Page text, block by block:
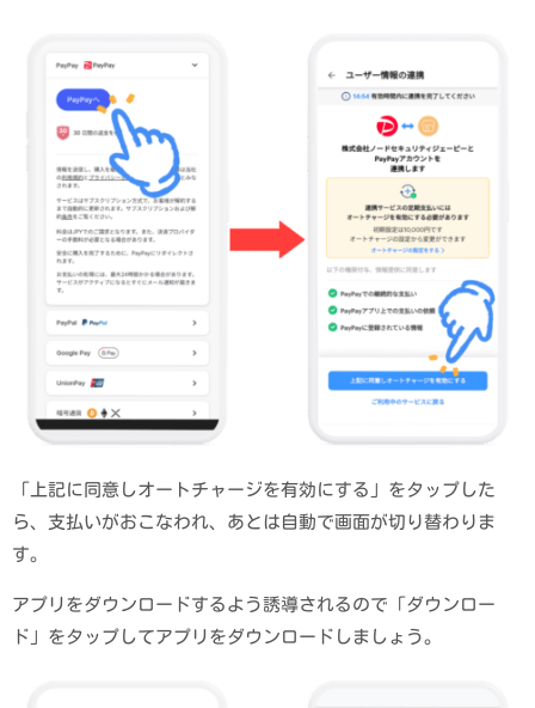
「上記に同意しオートチャージを有効にする」をタップした
ら、支払いがおこなわれ、あとは自動で画面が切り替わりま
す。
アプリをダウンロードするよう誘導されるので「ダウンロー
ド」をタップしてアプリをダウンロードしましょう。